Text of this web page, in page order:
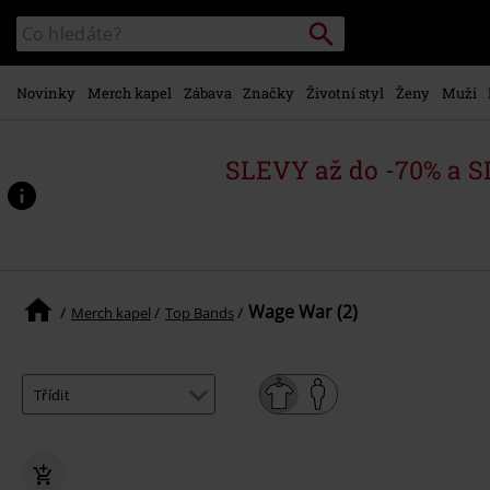
hlavnímu
obsahu
Katalog
vyhledávání
Vyhledávání
Novinky Merch kapel Zábava Značky Životní styl Ženy Muži
SLEVY až do -70% a
Merch kapel Top Bands Wage War (2)